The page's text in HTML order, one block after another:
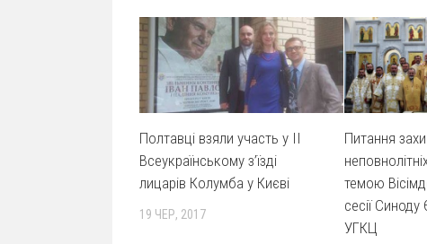
Полтавці взяли участь у ІІ
Всеукраїнському з’їзді
лицарів Колумба у Києві
19 ЧЕР, 2017
Питання
темою
сесії
УГКЦ